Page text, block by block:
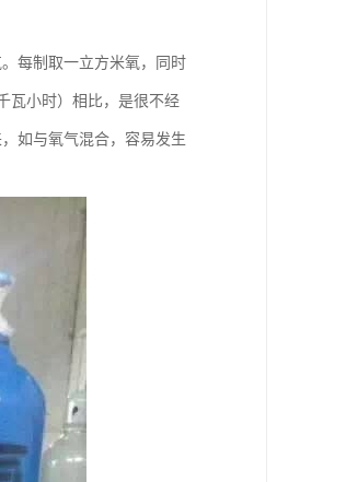
每制取一立方米氧，同时
瓦小时）相比，是很不经
如与氧气混合，容易发生